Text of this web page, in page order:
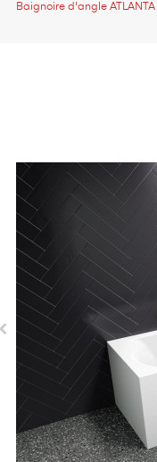
Baignoire d'angle